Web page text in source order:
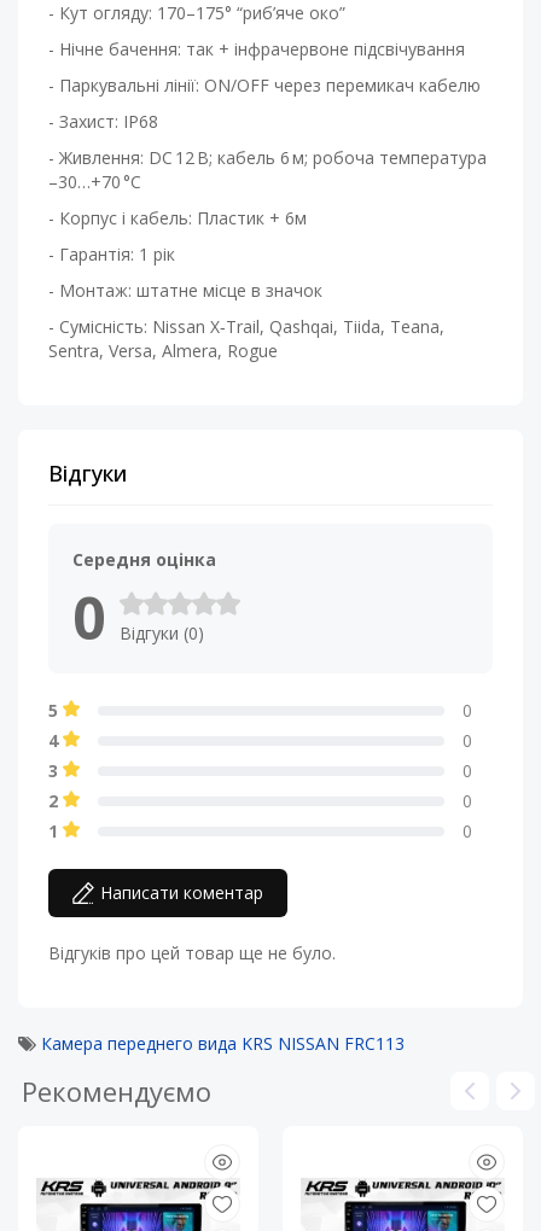
- Кут огляду: 170–175° “риб’яче око”
- Нічне бачення: так + інфрачервоне підсвічування
- Паркувальні лінії: ON/OFF через перемикач кабелю
- Захист: IP68
- Живлення: DC 12 В; кабель 6 м; робоча температура
–30…+70 °C
- Корпус і кабель: Пластик + 6м
- Гарантія: 1 рік
- Монтаж: штатне місце в значок
- Сумісність: Nissan X‑Trail, Qashqai, Tiida, Teana,
Sentra, Versa, Almera, Rogue
Відгуки
Середня оцінка
0 Відгуки (0)
5
0
4
0
3
0
2
0
1
0
Написати коментар
Відгуків про цей товар ще не було.
Камера переднего вида KRS NISSAN FRC113
Рекомендуємо